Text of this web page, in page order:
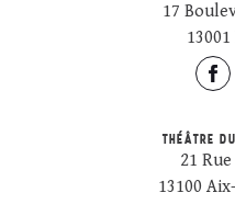
17
THÉÂTRE
21
13100